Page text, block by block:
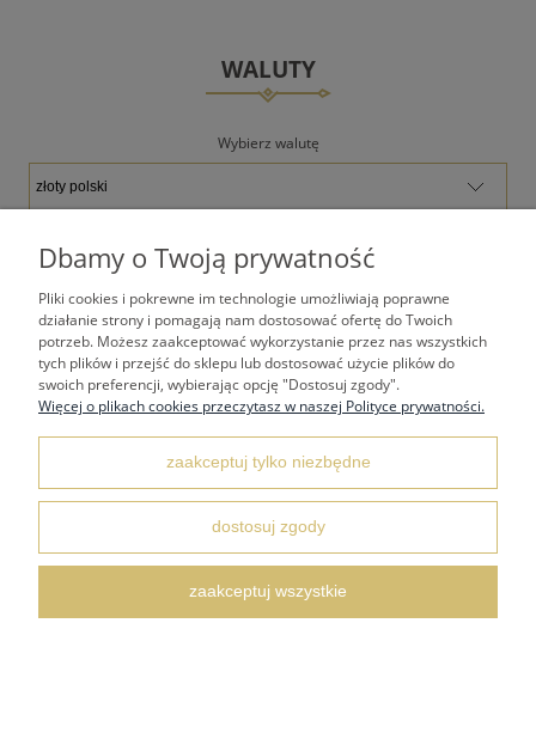
WALUTY
Wybierz walutę
TWOJE KONTO
PŁATNOŚCI I DOSTAWA
REGULAMINY
KONTAKT I DANE ADRESOWE
FAQ NAJCZĘŚCIEJ ZADAWANE PYTANIA
Dbamy o Twoją prywatność
Pliki cookies i pokrewne im technologie umożliwiają poprawne
działanie strony i pomagają nam dostosować ofertę do Twoich
potrzeb. Możesz zaakceptować wykorzystanie przez nas wszystkich
tych plików i przejść do sklepu lub dostosować użycie plików do
swoich preferencji, wybierając opcję "Dostosuj zgody".
Więcej o plikach cookies przeczytasz w naszej Polityce prywatności.
zaakceptuj tylko niezbędne
dostosuj zgody
zaakceptuj wszystkie